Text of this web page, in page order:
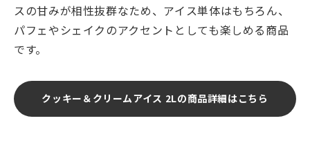
スの甘みが相性抜群なため、アイス単体はもちろん、
パフェやシェイクのアクセントとしても楽しめる商品
です。
クッキー＆クリームアイス 2Lの商品詳細はこちら